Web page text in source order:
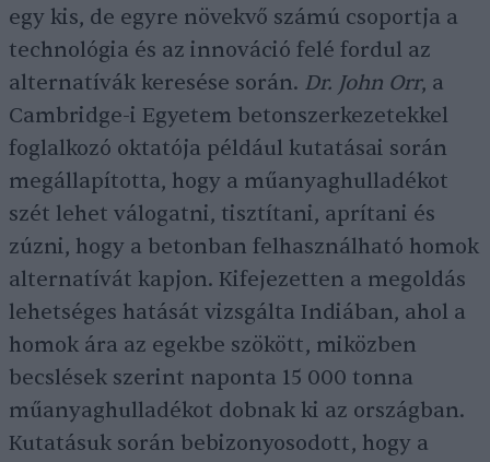
egy kis, de egyre növekvő számú csoportja a
technológia és az innováció felé fordul az
alternatívák keresése során. Dr. John Orr, a
Cambridge-i Egyetem betonszerkezetekkel
foglalkozó oktatója például kutatásai során
megállapította, hogy a műanyaghulladékot
szét lehet válogatni, tisztítani, aprítani és
zúzni, hogy a betonban felhasználható homok
alternatívát kapjon. Kifejezetten a megoldás
lehetséges hatását vizsgálta Indiában, ahol a
homok ára az egekbe szökött, miközben
becslések szerint naponta 15 000 tonna
műanyaghulladékot dobnak ki az országban.
Kutatásuk során bebizonyosodott, hogy a